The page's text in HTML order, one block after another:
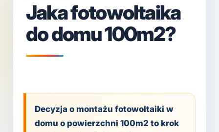
Jaka fotowoltaika
do domu 100m2?
Decyzja o montażu fotowoltaiki w
domu o powierzchni 100m2 to krok